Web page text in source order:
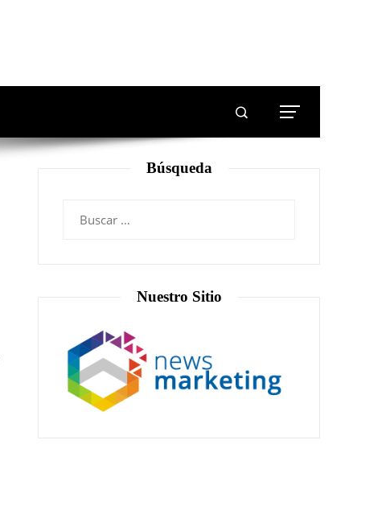
Búsqueda
Nuestro Sitio